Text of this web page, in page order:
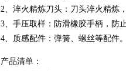
2、淬火精炼刀头：刀头淬火精炼
3、手压取样：防滑橡胶手柄，防
4、质感配件：弹簧、螺丝等配件
产品清单：